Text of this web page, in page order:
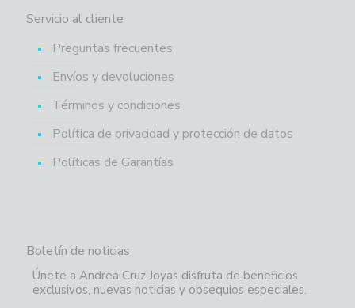
Servicio al cliente
Preguntas frecuentes
Envíos y devoluciones
Términos y condiciones
Política de privacidad y protección de datos
Políticas de Garantías
Boletín de noticias
Únete a Andrea Cruz Joyas disfruta de beneficios
exclusivos, nuevas noticias y obsequios especiales.